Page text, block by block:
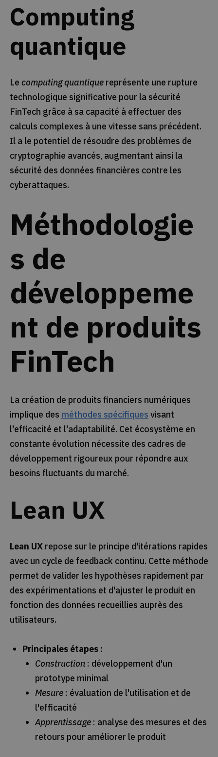
Computing
quantique
Le computing quantiquereprésente une rupture
technologique significative pour la sécurité
FinTech grâce à sa capacité à effectuer des
calculs complexes à une vitesse sans précédent.
Il a le potentiel de résoudre des problèmes de
cryptographie avancés, augmentant ainsi la
sécurité des données financières contre les
cyberattaques.
Méthodologie
s de
développeme
nt de produits
FinTech
La création de produits financiers numériques
implique des méthodes spécifiques visant
l'efficacité et l'adaptabilité. Cet écosystème en
constante évolution nécessite des cadres de
développement rigoureux pour répondre aux
besoins fluctuants du marché.
Lean UX
Lean UXrepose sur le principe d'itérations rapides
avec un cycle de feedback continu. Cette méthode
permet de valider les hypothèses rapidement par
des expérimentations et d'ajuster le produit en
fonction des données recueillies auprès des
utilisateurs.
Principales étapes :
Construction: développement d'un
prototype minimal
Mesure: évaluation de l'utilisation et de
l'efficacité
Apprentissage: analyse des mesures et des
retours pour améliorer le produit